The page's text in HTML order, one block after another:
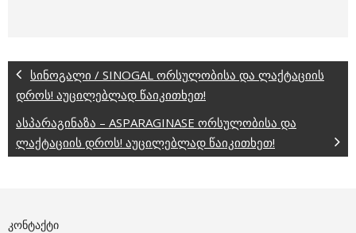
სინოგალი / SINOGAL ორსულობისა და ლაქტაციის
დროს! აუცილებლად წაიკითხეთ!
ასპარაგინაზა – ASPARAGINASE ორსულობისა და
ლაქტაციის დროს! აუცილებლად წაიკითხეთ!
ᲙᲝᲜᲢᲐᲥᲢᲘ